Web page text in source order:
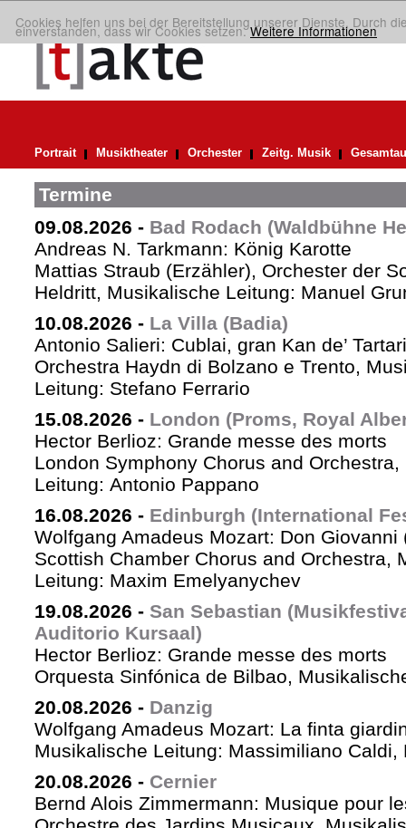
Cookies helfen uns bei der Bereitstellung unserer Dienste. Durch
einverstanden, dass wir Cookies setzen.Weitere Informationen
Portrait Musiktheater Orchester Zeitg. Musik
Termine
09.08.2026 - Bad Rodach (Waldbühne
Andreas N. Tarkmann: König Karotte
Mattias Straub (Erzähler), Orchester der
Heldritt, Musikalische Leitung: Manuel
10.08.2026 - La Villa (Badia)
Antonio Salieri: Cublai, gran Kan de’
Orchestra Haydn di Bolzano e Trento,
Leitung: Stefano Ferrario
15.08.2026 - London (Proms, Royal
Hector Berlioz: Grande messe des morts
London Symphony Chorus and
Leitung: Antonio Pappano
16.08.2026 - Edinburgh (International
Wolfgang Amadeus Mozart: Don Giovanni
Scottish Chamber Chorus and Orchestra,
Leitung: Maxim Emelyanychev
19.08.2026 - San Sebastian
Auditorio Kursaal)
Hector Berlioz: Grande messe des morts
Orquesta Sinfónica de Bilbao,
20.08.2026 - Danzig
Wolfgang Amadeus Mozart: La finta
Musikalische Leitung: Massimiliano Caldi,
20.08.2026 - Cernier
Bernd Alois Zimmermann: Musique pour